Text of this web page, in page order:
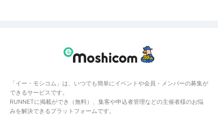
「イー・モシコム」は、いつでも簡単にイベントや会員・メンバーの募集が
できるサービスです。
RUNNETに掲載ができ（無料）、集客や申込者管理などの主催者様のお悩
みを解決できるプラットフォームです。